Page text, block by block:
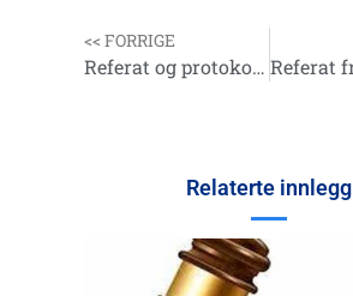
<< FORRIGE
Referat og protokoll fra ledersamling 8/3-25
Relaterte innlegg